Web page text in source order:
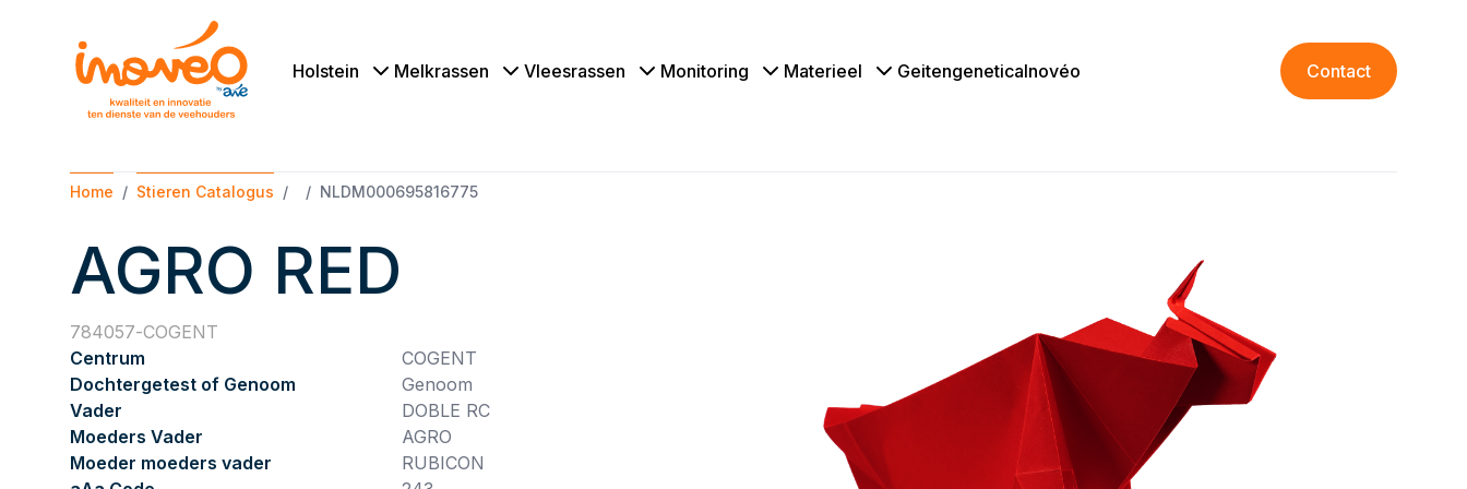
Holstein Melkrassen Vleesrassen Monitoring Materieel GeitengeneticaInovéo Contact
Home Stieren Catalogus NLDM000695816775
AGRO RED
784057 COGENT
Centrum
COGENT
Dochtergetest of Genoom
Genoom
Vader
DOBLE RC
Moeders Vader
AGRO
Moeder moeders vader
RUBICON